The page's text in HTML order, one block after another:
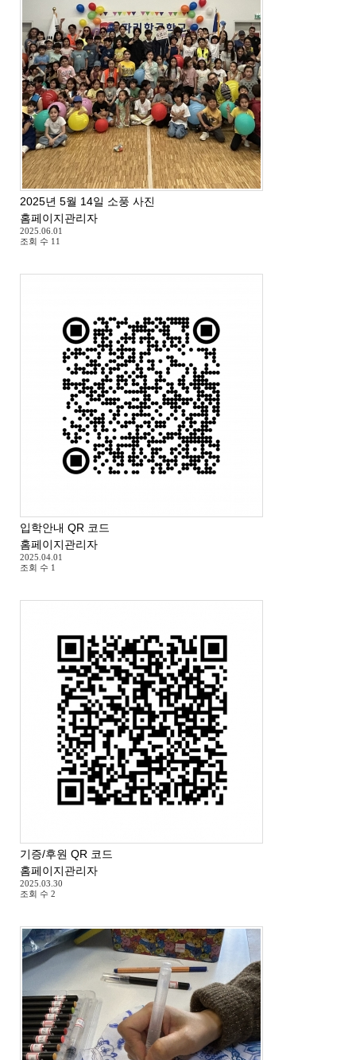
2025년 5월 14일 소풍 사진
홈페이지관리자
2025.06.01
조회 수 11
입학안내 QR 코드
홈페이지관리자
2025.04.01
조회 수 1
기증/후원 QR 코드
홈페이지관리자
2025.03.30
조회 수 2